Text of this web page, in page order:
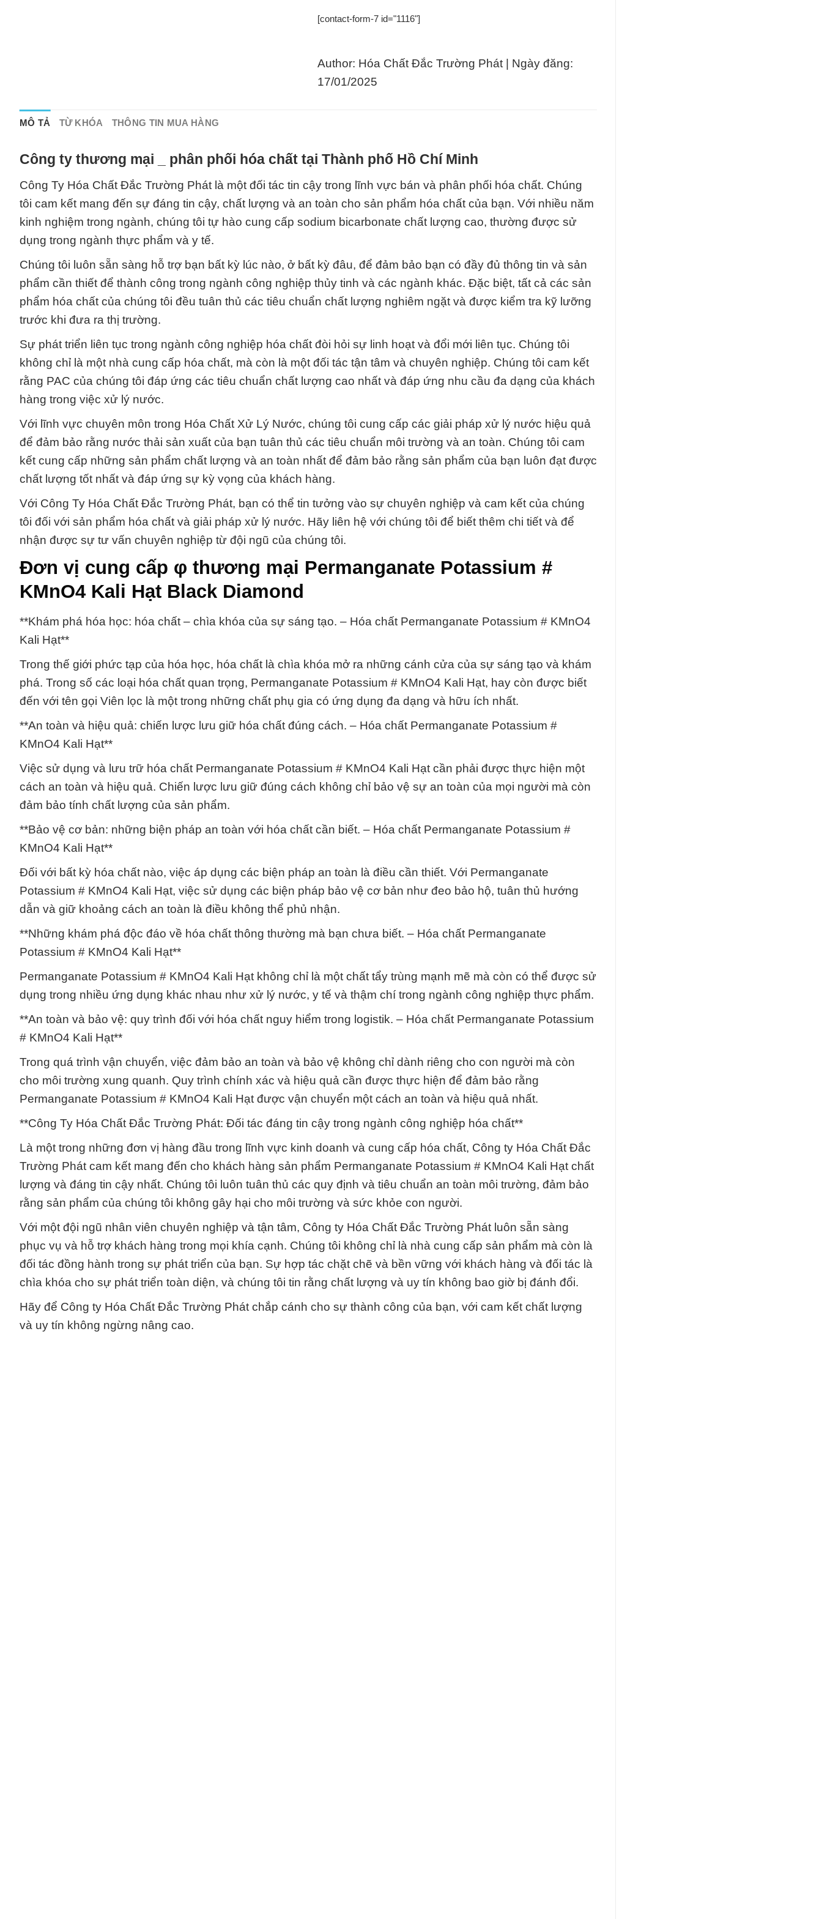
[contact-form-7 id="1116"]
Author: Hóa Chất Đắc Trường Phát | Ngày đăng:
17/01/2025
MÔ TẢ TỪ KHÓA THÔNG TIN MUA HÀNG
Công ty thương mại _ phân phối hóa chất tại Thành phố Hồ Chí Minh
Công Ty Hóa Chất Đắc Trường Phát là một đối tác tin cậy trong lĩnh vực bán và phân phối hóa chất. Chúng
tôi cam kết mang đến sự đáng tin cậy, chất lượng và an toàn cho sản phẩm hóa chất của bạn. Với nhiều năm
kinh nghiệm trong ngành, chúng tôi tự hào cung cấp sodium bicarbonate chất lượng cao, thường được sử
dụng trong ngành thực phẩm và y tế.
Chúng tôi luôn sẵn sàng hỗ trợ bạn bất kỳ lúc nào, ở bất kỳ đâu, để đảm bảo bạn có đầy đủ thông tin và sản
phẩm cần thiết để thành công trong ngành công nghiệp thủy tinh và các ngành khác. Đặc biệt, tất cả các sản
phẩm hóa chất của chúng tôi đều tuân thủ các tiêu chuẩn chất lượng nghiêm ngặt và được kiểm tra kỹ lưỡng
trước khi đưa ra thị trường.
Sự phát triển liên tục trong ngành công nghiệp hóa chất đòi hỏi sự linh hoạt và đổi mới liên tục. Chúng tôi
không chỉ là một nhà cung cấp hóa chất, mà còn là một đối tác tận tâm và chuyên nghiệp. Chúng tôi cam kết
rằng PAC của chúng tôi đáp ứng các tiêu chuẩn chất lượng cao nhất và đáp ứng nhu cầu đa dạng của khách
hàng trong việc xử lý nước.
Với lĩnh vực chuyên môn trong Hóa Chất Xử Lý Nước, chúng tôi cung cấp các giải pháp xử lý nước hiệu quả
để đảm bảo rằng nước thải sản xuất của bạn tuân thủ các tiêu chuẩn môi trường và an toàn. Chúng tôi cam
kết cung cấp những sản phẩm chất lượng và an toàn nhất để đảm bảo rằng sản phẩm của bạn luôn đạt được
chất lượng tốt nhất và đáp ứng sự kỳ vọng của khách hàng.
Với Công Ty Hóa Chất Đắc Trường Phát, bạn có thể tin tưởng vào sự chuyên nghiệp và cam kết của chúng
tôi đối với sản phẩm hóa chất và giải pháp xử lý nước. Hãy liên hệ với chúng tôi để biết thêm chi tiết và để
nhận được sự tư vấn chuyên nghiệp từ đội ngũ của chúng tôi.
Đơn vị cung cấp φ thương mại Permanganate Potassium #
KMnO4 Kali Hạt Black Diamond
**Khám phá hóa học: hóa chất – chìa khóa của sự sáng tạo. – Hóa chất Permanganate Potassium # KMnO4
Kali Hạt**
Trong thế giới phức tạp của hóa học, hóa chất là chìa khóa mở ra những cánh cửa của sự sáng tạo và khám
phá. Trong số các loại hóa chất quan trọng, Permanganate Potassium # KMnO4 Kali Hạt, hay còn được biết
đến với tên gọi Viên lọc là một trong những chất phụ gia có ứng dụng đa dạng và hữu ích nhất.
**An toàn và hiệu quả: chiến lược lưu giữ hóa chất đúng cách. – Hóa chất Permanganate Potassium #
KMnO4 Kali Hạt**
Việc sử dụng và lưu trữ hóa chất Permanganate Potassium # KMnO4 Kali Hạt cần phải được thực hiện một
cách an toàn và hiệu quả. Chiến lược lưu giữ đúng cách không chỉ bảo vệ sự an toàn của mọi người mà còn
đảm bảo tính chất lượng của sản phẩm.
**Bảo vệ cơ bản: những biện pháp an toàn với hóa chất cần biết. – Hóa chất Permanganate Potassium #
KMnO4 Kali Hạt**
Đối với bất kỳ hóa chất nào, việc áp dụng các biện pháp an toàn là điều cần thiết. Với Permanganate
Potassium # KMnO4 Kali Hạt, việc sử dụng các biện pháp bảo vệ cơ bản như đeo bảo hộ, tuân thủ hướng
dẫn và giữ khoảng cách an toàn là điều không thể phủ nhận.
**Những khám phá độc đáo về hóa chất thông thường mà bạn chưa biết. – Hóa chất Permanganate
Potassium # KMnO4 Kali Hạt**
Permanganate Potassium # KMnO4 Kali Hạt không chỉ là một chất tẩy trùng mạnh mẽ mà còn có thể được sử
dụng trong nhiều ứng dụng khác nhau như xử lý nước, y tế và thậm chí trong ngành công nghiệp thực phẩm.
**An toàn và bảo vệ: quy trình đối với hóa chất nguy hiểm trong logistik. – Hóa chất Permanganate Potassium
# KMnO4 Kali Hạt**
Trong quá trình vận chuyển, việc đảm bảo an toàn và bảo vệ không chỉ dành riêng cho con người mà còn
cho môi trường xung quanh. Quy trình chính xác và hiệu quả cần được thực hiện để đảm bảo rằng
Permanganate Potassium # KMnO4 Kali Hạt được vận chuyển một cách an toàn và hiệu quả nhất.
**Công Ty Hóa Chất Đắc Trường Phát: Đối tác đáng tin cậy trong ngành công nghiệp hóa chất**
Là một trong những đơn vị hàng đầu trong lĩnh vực kinh doanh và cung cấp hóa chất, Công ty Hóa Chất Đắc
Trường Phát cam kết mang đến cho khách hàng sản phẩm Permanganate Potassium # KMnO4 Kali Hạt chất
lượng và đáng tin cậy nhất. Chúng tôi luôn tuân thủ các quy định và tiêu chuẩn an toàn môi trường, đảm bảo
rằng sản phẩm của chúng tôi không gây hại cho môi trường và sức khỏe con người.
Với một đội ngũ nhân viên chuyên nghiệp và tận tâm, Công ty Hóa Chất Đắc Trường Phát luôn sẵn sàng
phục vụ và hỗ trợ khách hàng trong mọi khía cạnh. Chúng tôi không chỉ là nhà cung cấp sản phẩm mà còn là
đối tác đồng hành trong sự phát triển của bạn. Sự hợp tác chặt chẽ và bền vững với khách hàng và đối tác là
chìa khóa cho sự phát triển toàn diện, và chúng tôi tin rằng chất lượng và uy tín không bao giờ bị đánh đổi.
Hãy để Công ty Hóa Chất Đắc Trường Phát chắp cánh cho sự thành công của bạn, với cam kết chất lượng
và uy tín không ngừng nâng cao.